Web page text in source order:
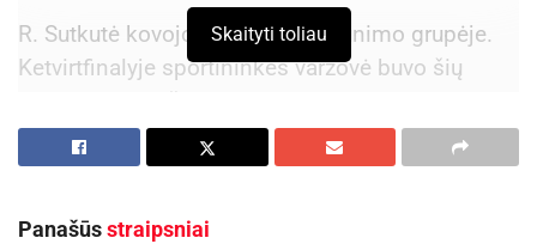
R. Sutkutė kovojo 17-18 metų jaunimo grupėje.
Ketvirtfinalyje sportininkės varžovė buvo šių
Sceri, kurią panevėžietė įveikė ir laimėjo rezultatu
3:0.
Aktualios naujienos
Skaityti toliau
Panašūsstraipsniai